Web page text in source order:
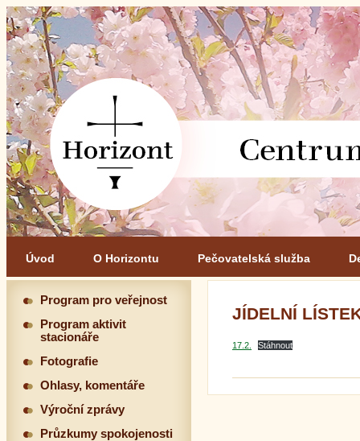
Úvod O Horizontu Pečovatelská služba
JÍDELNÍ
17.2. Stáhnout
Program pro veřejnost
Program aktivit
stacionáře
Fotografie
Ohlasy, komentáře
Výroční zprávy
Průzkumy spokojenosti